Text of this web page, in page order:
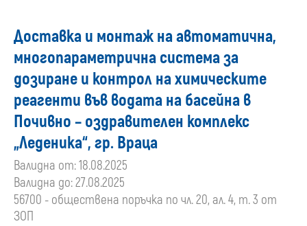
Доставка и монтаж на автоматична,
многопараметрична система за
дозиране и контрол на химическите
реагенти във водата на басейна в
Почивно – оздравителен комплекс
„Леденика“, гр. Враца
Валидна от: 18.08.2025
Валидна до: 27.08.2025
56700 - обществена поръчка по чл. 20, ал. 4, т. 3 от
ЗОП